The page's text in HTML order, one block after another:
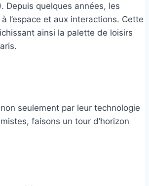
Depuis quelques années, les
l’espace et aux interactions. Cette
ainsi la palette de loisirs
seulement par leur technologie
faisons un tour d’horizon